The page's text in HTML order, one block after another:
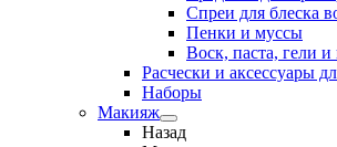
Спреи для блеска
Пенки и муссы
Воск, паста, гели
Расчески и аксессуары
Наборы
Макияж
Назад